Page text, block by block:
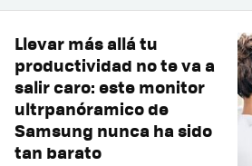
Llevar más allá tu
productividad no te va a
salir caro: este monitor
ultrpanóramico de
Samsung nunca ha sido
tan barato